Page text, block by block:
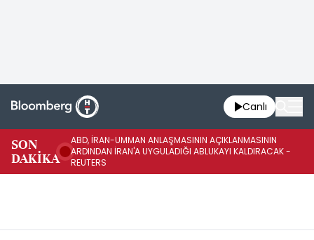
Canlı
SON
DAKİKA
ABD, İRAN-UMMAN ANLAŞMASININ AÇIKLANMASININ
ARDINDAN İRAN'A UYGULADIĞI ABLUKAYI KALDIRACAK -
REUTERS